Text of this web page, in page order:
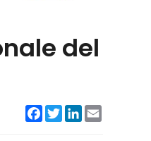
del
Facebook
TwitterLinkedIn